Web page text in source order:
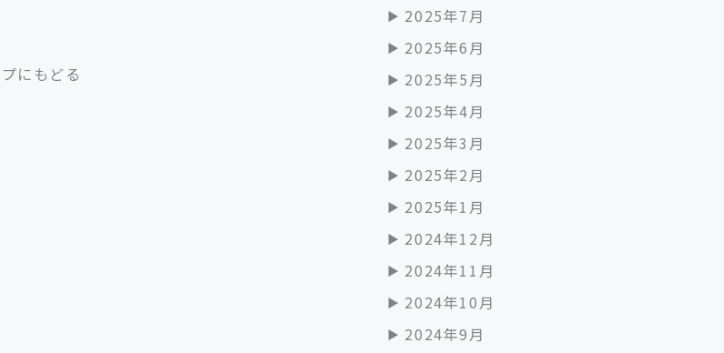
にもどる
2025年7月
2025年6月
2025年5月
2025年4月
2025年3月
2025年2月
2025年1月
2024年12月
2024年11月
2024年10月
2024年9月